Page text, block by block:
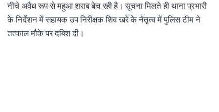
नीचे अवैध रूप से महुआ शराब बेच रही है। सूचना मिलते ही थाना प्रभारी
के निर्देशन में सहायक उप निरीक्षक शिव खरे के नेतृत्व में पुलिस टीम ने
तत्काल मौके पर दबिश दी।